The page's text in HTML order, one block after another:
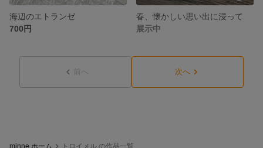
海辺のエトランゼ
700円
春、懐かしい思い出に浸って
展示中
前へ 次へ
minne ホーム トロイメル の作品一覧